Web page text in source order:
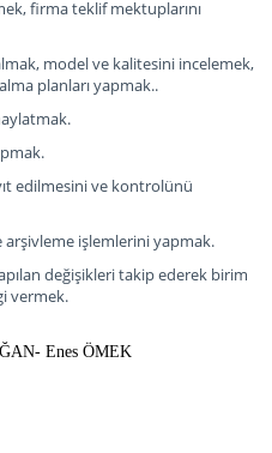
firma teklif mektuplarını
model ve kalitesini incelemek,
planları yapmak..
edilmesini ve kontrolünü
işlemlerini yapmak.
değişikleri takip ederek birim
vermek.
Enes ÖMEK